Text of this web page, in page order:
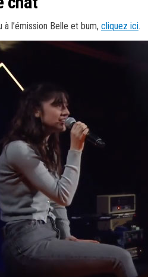
l’émission Belle et bum, cliquez ici.